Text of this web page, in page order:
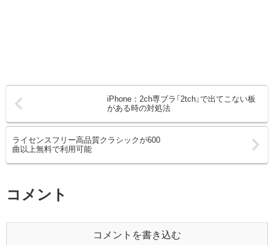
iPhone：2ch専ブラ「2tch」で出てこない板
がある時の対処法
ライセンスフリー高品質クラシックが600
曲以上無料で利用可能
コメント
コメントを書き込む